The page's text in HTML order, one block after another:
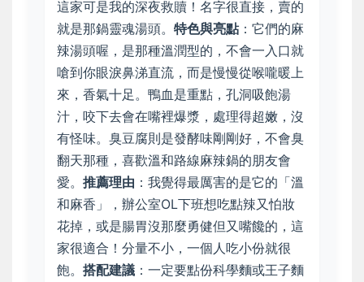
這家可是我的深夜救贖！名字很直接，賣的
就是那鍋靈魂湯頭。 特色與亮點：它們的麻
辣湯頭喔，是那種溫潤型的，不會一入口就
嗆到你眼淚鼻涕直流，而是慢慢從喉嚨暖上
來，香氣十足。鴨血是重點，孔洞吸飽湯
汁，咬下去會在嘴裡爆漿，處理得超嫩，沒
有怪味。臭豆腐則是發酵味剛剛好，不會臭
翻天那種，喜歡溫和路線麻辣鍋的朋友會
愛。 推薦理由 ：我覺得最厲害的是它的「溫
和麻香」，辦公室OL下班想吃點辣又怕妝
花掉，或是腸胃沒那麼勇健但又嘴饞的，這
家很適合！分量不小，一個人吃小份就很
飽。 搭配建議 ：一定要點份科學麵或王子麵